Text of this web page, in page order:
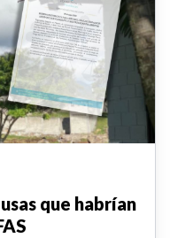
que habrían